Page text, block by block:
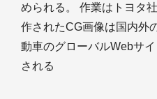
められる。 作業はトヨタ
作されたCG画像は国内外
動車のグローバルWebサ
される